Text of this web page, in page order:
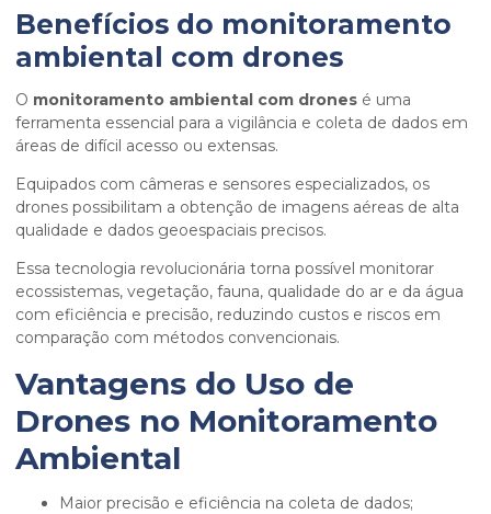
Benefícios do monitoramento
ambiental com drones
O monitoramento ambiental com drones é uma
ferramenta essencial para a vigilância e coleta de dados em
áreas de difícil acesso ou extensas.
Equipados com câmeras e sensores especializados, os
drones possibilitam a obtenção de imagens aéreas de alta
qualidade e dados geoespaciais precisos.
Essa tecnologia revolucionária torna possível monitorar
ecossistemas, vegetação, fauna, qualidade do ar e da água
com eficiência e precisão, reduzindo custos e riscos em
comparação com métodos convencionais.
Vantagens do Uso de
Drones no Monitoramento
Ambiental
Maior precisão e eficiência na coleta de dados;